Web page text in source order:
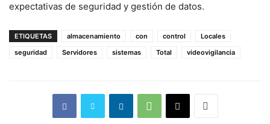
expectativas de seguridad y gestión de datos.
ETIQUETAS almacenamiento con control
Locales
seguridad
Servidores sistemas Total videovigilancia